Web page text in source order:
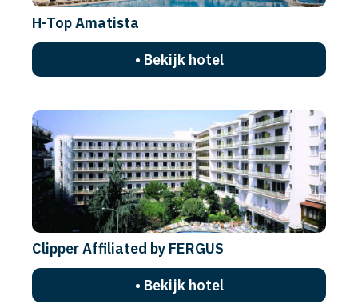
H-Top Amatista
• Bekijk hotel
Clipper Affiliated by FERGUS
• Bekijk hotel